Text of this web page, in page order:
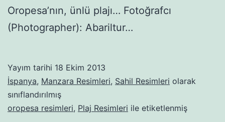
Oropesa’nın, ünlü plajı… Fotoğrafcı
(Photographer): Abariltur…
Yayım tarihi 18 Ekim 2013
İspanya, Manzara Resimleri, Sahil Resimleri olarak
sınıflandırılmış
oropesa resimleri, Plaj Resimleri ile etiketlenmiş